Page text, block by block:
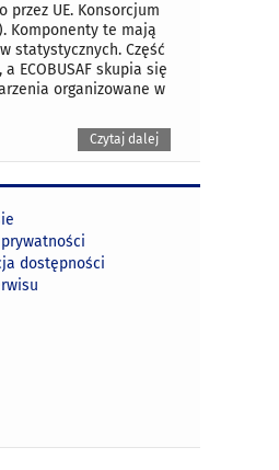
przez UE. Konsorcjum
Komponenty te mają
statystycznych. Część
ECOBUSAF skupia się
organizowane w
Czytaj dalej
dostępności